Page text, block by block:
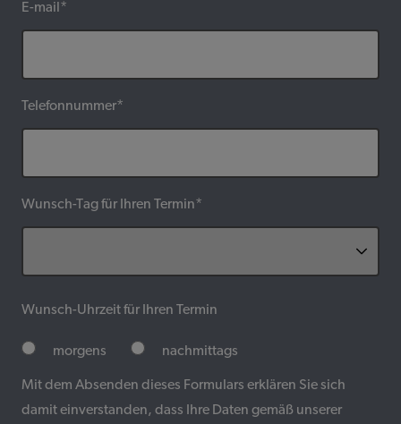
E-mail*
Telefonnummer*
Wunsch-Tag für Ihren Termin*
Wunsch-Uhrzeit für Ihren Termin
morgens nachmittags
Mit dem Absenden dieses Formulars erklären Sie sich
damit einverstanden, dass Ihre Daten gemäß unserer